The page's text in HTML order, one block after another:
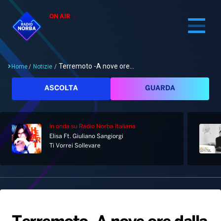
ON AIR
Home
Palinsesto
Notizie
Home/ Notizie / Terremoto -A nove ore...
ASCOLTA GUARDA
In onda su Radio Norba Italiana
Elisa Ft. Giuliano Sangiorgi
Ti Vorrei Sollevare